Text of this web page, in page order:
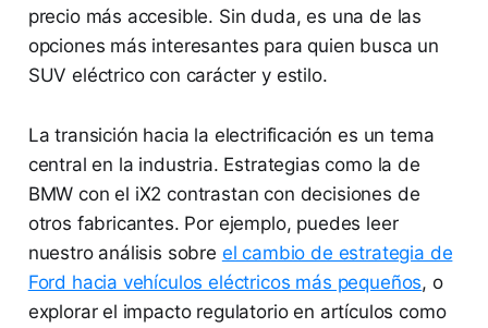
precio más accesible. Sin duda, es una de las
opciones más interesantes para quien busca un
SUV eléctrico con carácter y estilo.
La transición hacia la electrificación es un tema
central en la industria. Estrategias como la de
BMW con el iX2 contrastan con decisiones de
otros fabricantes. Por ejemplo, puedes leer
nuestro análisis sobre el cambio de estrategia de
Ford hacia vehículos eléctricos más pequeños, o
explorar el impacto regulatorio en artículos como